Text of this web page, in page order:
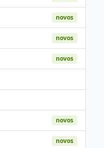
novos
novos
novos
novos
novos